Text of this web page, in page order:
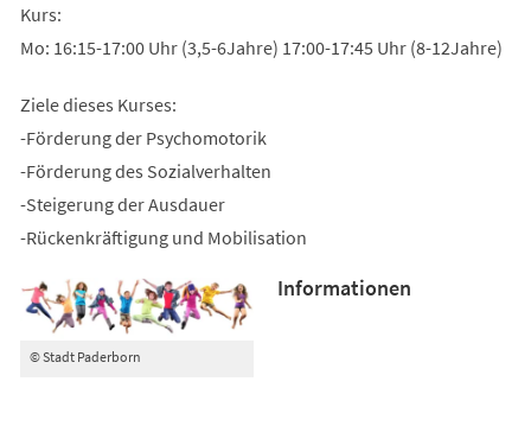
Kurs:
Mo: 16:15-17:00 Uhr (3,5-6Jahre) 17:00-17:45 Uhr (8-12Jahre)
Ziele dieses Kurses:
-Förderung der Psychomotorik
-Förderung des Sozialverhalten
-Steigerung der Ausdauer
-Rückenkräftigung und Mobilisation
© Stadt Paderborn
Informationen